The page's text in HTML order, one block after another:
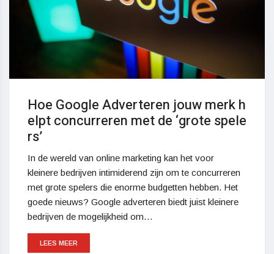
Hoe Google Adverteren jouw merk h
elpt concurreren met de ‘grote spele
rs’
In de wereld van online marketing kan het voor
kleinere bedrijven intimiderend zijn om te concurreren
met grote spelers die enorme budgetten hebben. Het
goede nieuws? Google adverteren biedt juist kleinere
bedrijven de mogelijkheid om…
LEES MEER